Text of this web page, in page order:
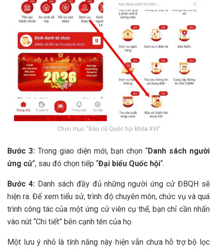
Chọn mục “Bầu cử Quốc hội khóa XVI”
Bước 3: Trong giao diện mới, bạn chọn “Danh sách người
ứng cử“, sau đó chọn tiếp “Đại biểu Quốc hội“.
Bước 4:Danh sách đầy đủ những người ứng cử ĐBQH sẽ
hiện ra. Để xem tiểu sử, trình độ chuyên môn, chức vụ và quá
trình công tác của một ứng cử viên cụ thể, bạn chỉ cần nhấn
vào nút “Chi tiết” bên cạnh tên của họ.
Một lưu ý nhỏ là tính năng này hiện vẫn chưa hỗ trợ bộ lọc